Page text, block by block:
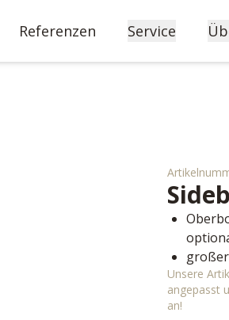
Referenzen Service
Unsere
angepasst
an!